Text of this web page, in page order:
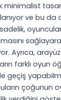
minimalist
ve bu da
sadelik,
Ayrıca,
farklı oyun
geçiş
çoğunun